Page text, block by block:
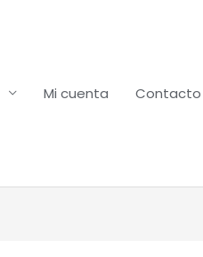
Mi cuenta Contacto